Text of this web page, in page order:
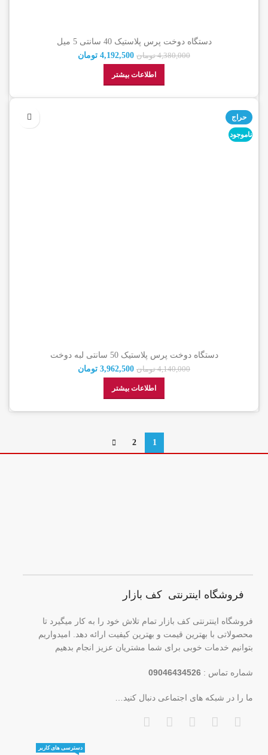
دستگاه دوخت پرس پلاستیک 40 سانتی 5 میل
4,380,000 تومان 4,192,500 تومان
اطلاعات بیشتر
حراج
ناموجود
دستگاه دوخت پرس پلاستیک 50 سانتی لبه دوخت
4,140,000 تومان 3,962,500 تومان
اطلاعات بیشتر
1
2
فروشگاه اینترنتی کف بازار
فروشگاه اینترنتی کف بازار تمام تلاش خود را به کار میگیرد تا
محصولاتی با بهترین قیمت و بهترین کیفیت ارائه دهد. امیدواریم
بتوانیم خدمات خوبی برای شما مشتریان عزیز انجام بدهیم
شماره تماس :09046434526
ما را در شبکه های اجتماعی دنبال کنید…
دسترسی های کاربر